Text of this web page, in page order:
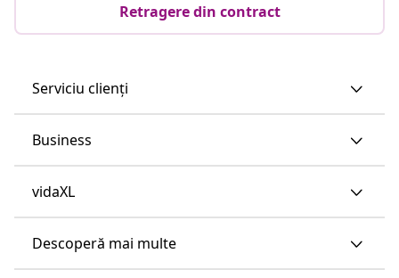
Retragere din contract
Serviciu clienți
Business
vidaXL
Descoperă mai multe